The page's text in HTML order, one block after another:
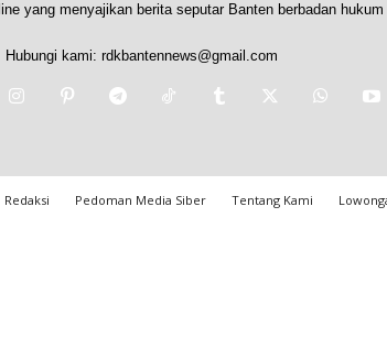
yang menyajikan berita seputar Banten berbadan
Hubungi kami: rdkbantennews@gmail.com
Redaksi Pedoman Media Siber Tentang Kami